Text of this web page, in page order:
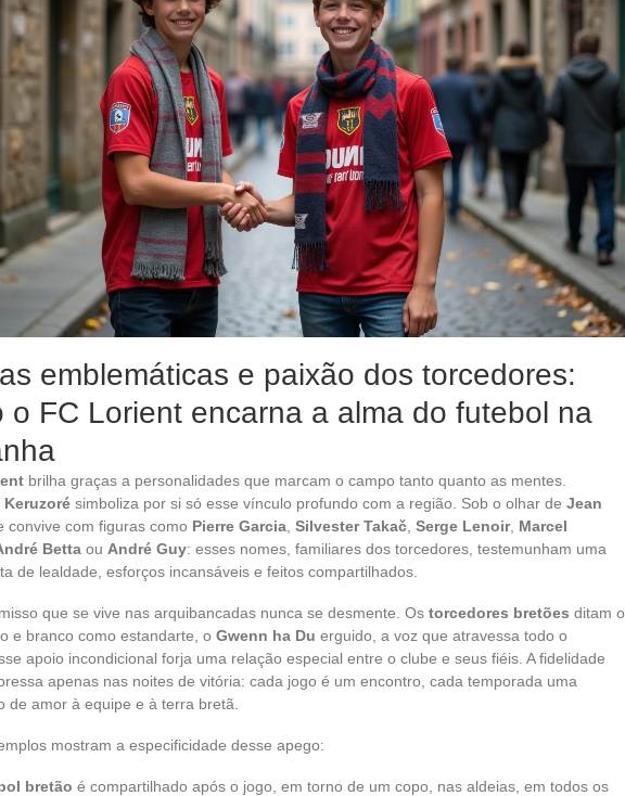
emblemáticas e paixão dos torcedores:
o FC Lorient encarna a alma do futebol na
brilha graças a personalidades que marcam o campo tanto quanto as mentes.
Keruzoré simboliza por si só esse vínculo profundo com a região. Sob o olhar de Jean
convive com figuras como Pierre Garcia Silvester Takač Serge Lenoir, Marcel
Betta ou André Guy: esses nomes, familiares dos torcedores, testemunham uma
de lealdade, esforços incansáveis e feitos compartilhados.
que se vive nas arquibancadas nunca se desmente. Os torcedores bretões ditam o
e branco como estandarte, o Gwenn ha Du erguido, a voz que atravessa todo o
apoio incondicional forja uma relação especial entre o clube e seus fiéis. A fidelidade
apenas nas noites de vitória: cada jogo é um encontro, cada temporada uma
de amor à equipe e à terra bretã.
mostram a especificidade desse apego:
bretão é compartilhado após o jogo, em torno de um copo, nas aldeias, em todos os